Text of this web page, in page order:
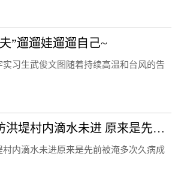
”遛遛娃遛遛自己~
实习生武俊文图随着持续高温和台风的告
廊坊一村筑起防洪堤村内滴水未进 原来是先前被淹多次久病成医！
村内滴水未进原来是先前被淹多次久病成